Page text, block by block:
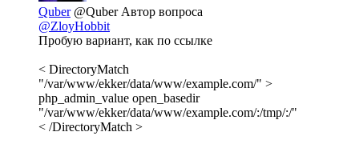
Quber @Quber Автор вопроса
@ZloyHobbit
Пробую вариант, как по ссылке
< DirectoryMatch
"/var/www/ekker/data/www/example.com/" >
php_admin_value open_basedir
"/var/www/ekker/data/www/example.com/:/tmp/:/"
< /DirectoryMatch >